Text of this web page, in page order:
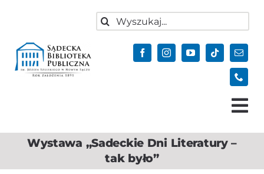
Szukaj
Aktualności
Oferta
Wystawa „Sadeckie Dni Literatury –
tak było”